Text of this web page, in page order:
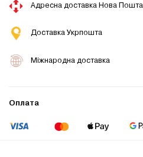
Адресна доставка Нова Пошта
Доставка Укрпошта
Міжнародна доставка
Оплата